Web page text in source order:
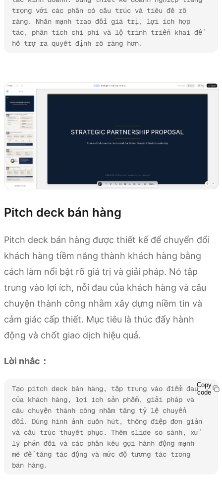
trọng với các phần có cấu trúc và tiêu đề rõ
ràng. Nhấn mạnh trao đổi giá trị, lợi ích hợp
tác, phân tích chi phí và lộ trình triển khai để
hỗ trợ ra quyết định rõ ràng hơn.
Pitch deck bán hàng
Pitch deck bán hàng được thiết kế để chuyển đổi
khách hàng tiềm năng thành khách hàng bằng
cách làm nổi bật rõ giá trị và giải pháp. Nó tập
trung vào lợi ích, nỗi đau của khách hàng và câu
chuyện thành công nhằm xây dựng niềm tin và
cảm giác cấp thiết. Mục tiêu là thúc đẩy hành
động và chốt giao dịch hiệu quả.
Lời nhắc：
Tạo pitch deck bán hàng, tập trung vào điểm đau
của khách hàng, lợi ích sản phẩm, giải pháp và
câu chuyện thành công nhằm tăng tỷ lệ chuyển
đổi. Dùng hình ảnh cuốn hút, thông điệp đơn giản
và cấu trúc thuyết phục. Thêm slide so sánh, xử
lý phản đối và các phần kêu gọi hành động mạnh
mẽ để tăng tác động và mức độ tương tác trong
bán hàng.
Copy
code